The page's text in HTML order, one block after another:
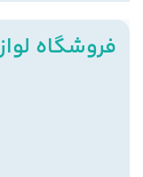
فروشگاه